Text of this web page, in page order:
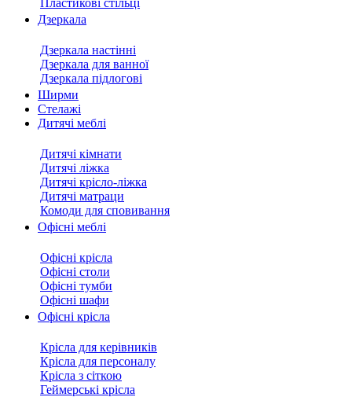
Пластикові стільці
Дзеркала
Дзеркала настінні
Дзеркала для ванної
Дзеркала підлогові
Ширми
Стелажі
Дитячі меблі
Дитячі кімнати
Дитячі ліжка
Дитячі крісло-ліжка
Дитячі матраци
Комоди для сповивання
Офісні меблі
Офісні крісла
Офісні столи
Офісні тумби
Офісні шафи
Офісні крісла
Крісла для керівників
Крісла для персоналу
Крісла з сіткою
Геймерські крісла